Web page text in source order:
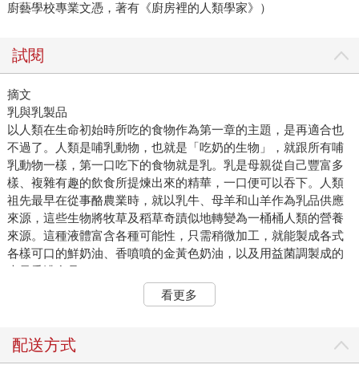
廚藝學校專業文憑，著有《廚房裡的人類學家》）
試閱
摘文
乳與乳製品
以人類在生命初始時所吃的食物作為第一章的主題，是再適合也
不過了。人類是哺乳動物，也就是「吃奶的生物」，就跟所有哺
乳動物一樣，第一口吃下的食物就是乳。乳是母親從自己豐富多
樣、複雜有趣的飲食所提煉出來的精華，一口便可以吞下。人類
祖先最早在從事酪農業時，就以乳牛、母羊和山羊作為乳品供應
來源，這些生物將牧草及稻草奇蹟似地轉變為一桶桶人類的營養
來源。這種液體富含各種可能性，只需稍微加工，就能製成各式
各樣可口的鮮奶油、香噴噴的金黃色奶油，以及用益菌調製成的
大量香濃食品。
難怪乳品可以展現出許多文化的想像力。古代印歐人是牧牛人，
他們大約在公元前3000 年，從高加索大草原遷徙至歐亞大陸的廣
的角色，從印度人或斯堪地那維亞人都是如此。地中海沿岸及中
看更多
配送方式